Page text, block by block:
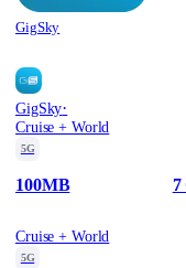
GigSky
GigSky·
Cruise + World
5G
100MB
Cruise + World
5G